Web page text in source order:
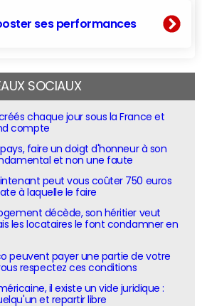
ses performances
SOCIAUX
chaque jour sous la France et
compte
faire un doigt d'honneur à son
et non une faute
peut vous coûter 750 euros
à laquelle le faire
décède, son héritier veut
les locataires le font condamner en
peuvent payer une partie de votre
respectez ces conditions
il existe un vide juridique :
et repartir libre